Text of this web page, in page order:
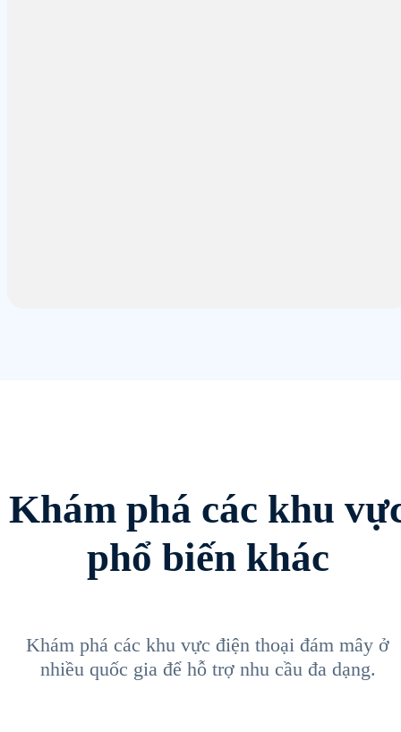
Khám phá các khu
phổ biến khác
Khám phá các khu vực điện thoại đám mây ở
nhiều quốc gia để hỗ trợ nhu cầu đa dạng.